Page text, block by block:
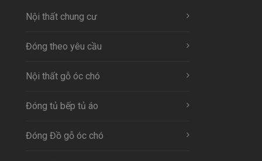
Nội thất chung cư
Đóng theo yêu cầu
Nội thất gỗ óc chó
Đóng tủ bếp tủ áo
Đóng Đồ gỗ óc chó